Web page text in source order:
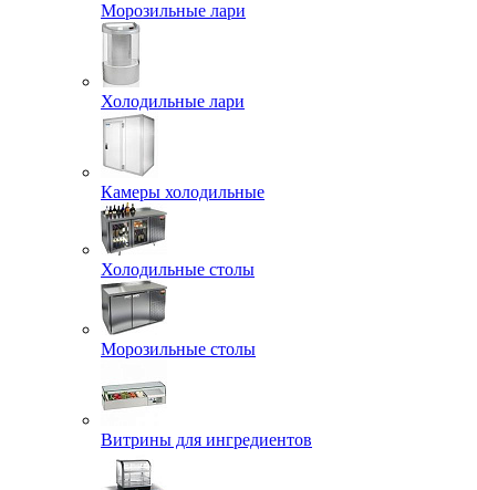
Морозильные лари
Холодильные лари
Камеры холодильные
Холодильные столы
Морозильные столы
Витрины для ингредиентов